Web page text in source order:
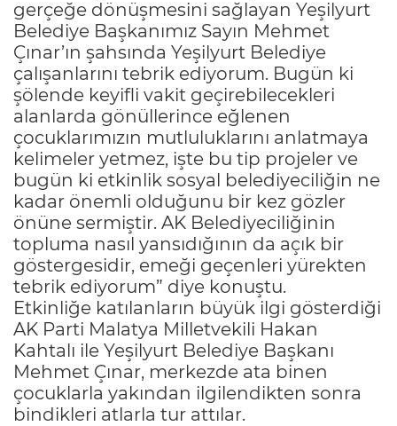
gerçeğe dönüşmesini sağlayan Yeşilyurt
Belediye Başkanımız Sayın Mehmet
Çınar’ın şahsında Yeşilyurt Belediye
çalışanlarını tebrik ediyorum. Bugün ki
şölende keyifli vakit geçirebilecekleri
alanlarda gönüllerince eğlenen
çocuklarımızın mutluluklarını anlatmaya
kelimeler yetmez, işte bu tip projeler ve
bugün ki etkinlik sosyal belediyeciliğin ne
kadar önemli olduğunu bir kez gözler
önüne sermiştir. AK Belediyeciliğinin
topluma nasıl yansıdığının da açık bir
göstergesidir, emeği geçenleri yürekten
tebrik ediyorum” diye konuştu.
Etkinliğe katılanların büyük ilgi gösterdiği
AK Parti Malatya Milletvekili Hakan
Kahtalı ile Yeşilyurt Belediye Başkanı
Mehmet Çınar, merkezde ata binen
çocuklarla yakından ilgilendikten sonra
bindikleri atlarla tur attılar.